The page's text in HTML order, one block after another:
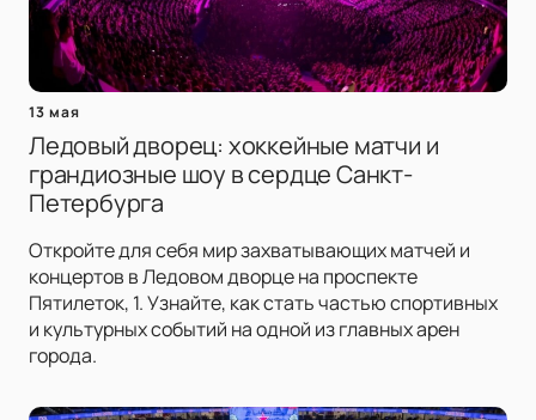
13 мая
Ледовый дворец: хоккейные матчи и
грандиозные шоу в сердце Санкт-
Петербурга
Откройте для себя мир захватывающих матчей и
концертов в Ледовом дворце на проспекте
Пятилеток, 1. Узнайте, как стать частью спортивных
и культурных событий на одной из главных арен
города.